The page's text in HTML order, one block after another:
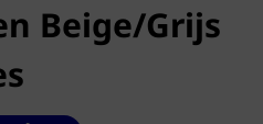
Beige/Grijs